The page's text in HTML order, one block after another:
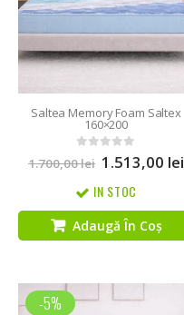
Saltea Memory Foam Saltex
160×200
out of 5
1.700,00lei 1.513,00 lei
IN STOC
Adaugă În Coș
-5%